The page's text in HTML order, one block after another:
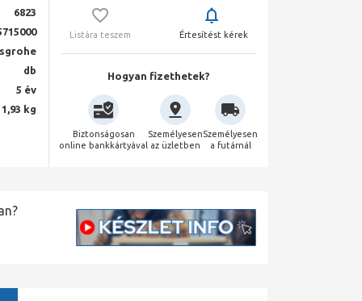
6823
db
5 év
1,93 kg
Listára teszem Értesítést kérek
Hogyan fizethetek?
Biztonságosan
online bankkártyával
Személyesen
az üzletben
Személyesen
a futárnál